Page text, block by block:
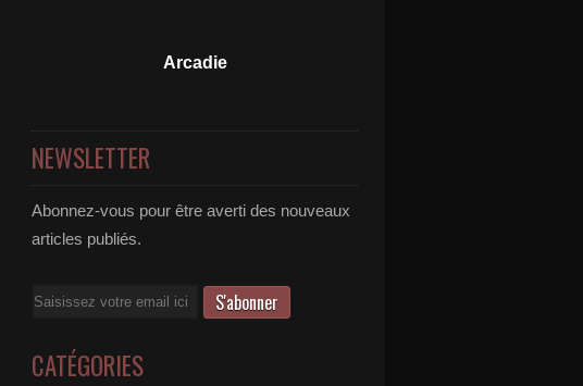
Arcadie
NEWSLETTER
Abonnez-vous pour être averti des nouveaux
articles publiés.
Email
CATÉGORIES